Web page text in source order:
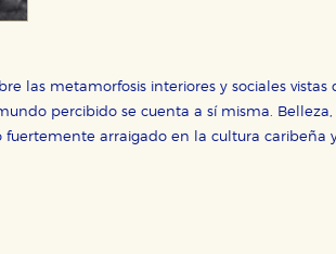
las metamorfosis interiores y sociales vistas
percibido se cuenta a sí misma. Belleza,
arraigado en la cultura caribeña
que nuestro sitio web funcione y no es
en ese caso es posible que algunas
su experiencia de navegación y